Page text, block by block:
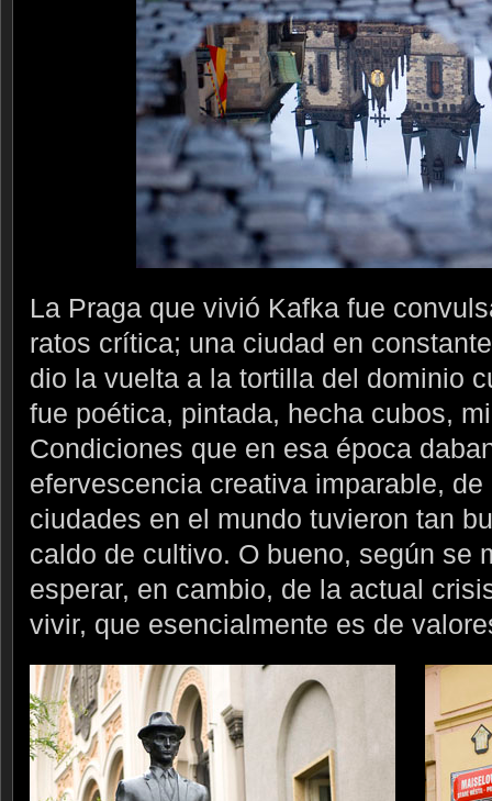
La Praga que vivió Kafka fue
ratos crítica; una ciudad en
dio la vuelta a la tortilla del dominio
fue poética, pintada, hecha cubos,
Condiciones que en esa época
efervescencia creativa imparable,
ciudades en el mundo tuvieron tan
caldo de cultivo. O bueno, según se
esperar, en cambio, de la actual
vivir, que esencialmente es de